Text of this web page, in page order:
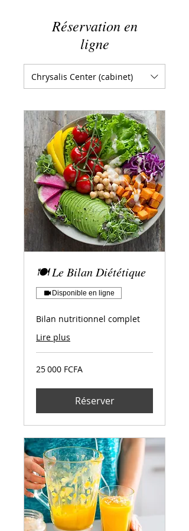
Réservation en
ligne
Chrysalis Center (cabinet)
🍽️ Le Bilan Diététique
Disponible en ligne
Bilan nutritionnel complet
Lire plus
25 000
francs
25 000 FCFA
Réserver